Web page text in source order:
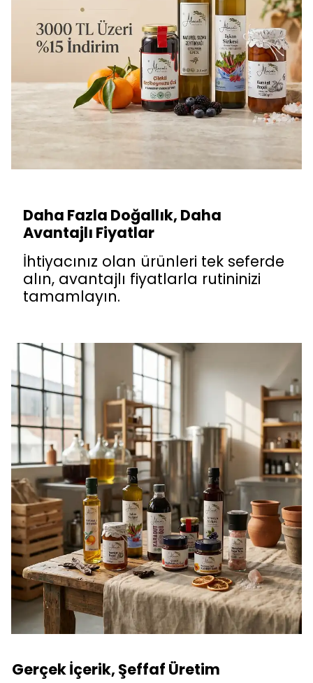
Daha Fazla Doğallık, Daha
Avantajlı Fiyatlar
İhtiyacınız olan ürünleri tek seferde
alın, avantajlı fiyatlarla rutininizi
tamamlayın.
Gerçek İçerik, Şeffaf Üretim